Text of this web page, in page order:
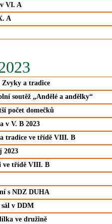
VI. A
A
a tradice
soutěž „Andělé a andělky“
počet domečků
v V. B 2023
tradice ve třídě VIII. B
2023
ve třídě VIII. B
s NDZ DUHA
v DDM
ve družině